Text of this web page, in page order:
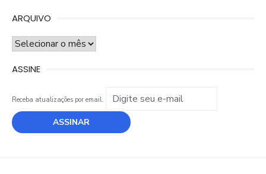
ARQUIVO
ARQUIVO
ASSINE
Receba atualizações por email.